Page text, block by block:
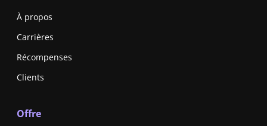
À propos
Carrières
Récompenses
Clients
Offre